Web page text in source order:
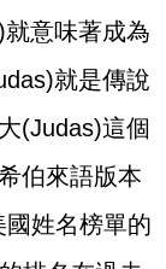
意味著成為
就是傳說
(Judas)這個
伯來語版本
姓名榜單的